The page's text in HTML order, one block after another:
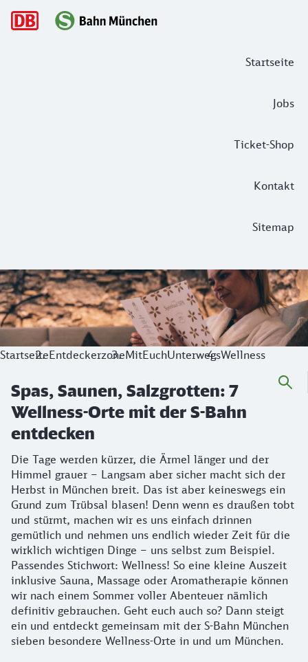
Startseite
Jobs
Ticket-Shop
Kontakt
Sitemap
Hauptnavigation
Spas, Saunen, Salzgrotten: 7
Die Tage werden kürzer, die Ärmel länger und der
StartseiteEntdeckerzoneMitEuchUnterwegsWellness
Spas, Saunen, Salzgrotten: 7
Wellness-Orte mit der S-Bahn
entdecken
Die Tage werden kürzer, die Ärmel länger und der
Himmel grauer – Langsam aber sicher macht sich der
Herbst in München breit. Das ist aber keineswegs ein
Grund zum Trübsal blasen! Denn wenn es draußen tobt
und stürmt, machen wir es uns einfach drinnen
gemütlich und nehmen uns endlich wieder Zeit für die
wirklich wichtigen Dinge – uns selbst zum Beispiel.
Passendes Stichwort: Wellness! So eine kleine Auszeit
inklusive Sauna, Massage oder Aromatherapie können
wir nach einem Sommer voller Abenteuer nämlich
definitiv gebrauchen. Geht euch auch so? Dann steigt
ein und entdeckt gemeinsam mit der S-Bahn München
sieben besondere Wellness-Orte in und um München.